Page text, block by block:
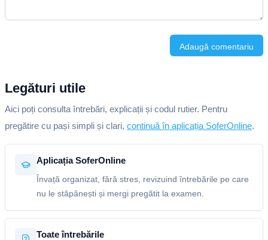
Adaugă comentariu
Legături utile
Aici poți consulta întrebări, explicații și codul rutier. Pentru
pregătire cu pași simpli și clari, continuă în aplicația SoferOnline.
Aplicația SoferOnline
Învață organizat, fără stres, revizuind întrebările pe care
nu le stăpânești și mergi pregătit la examen.
Toate întrebările